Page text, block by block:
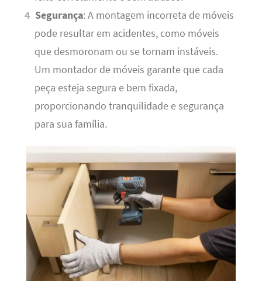
Segurança: A montagem incorreta de móveis
pode resultar em acidentes, como móveis
que desmoronam ou se tornam instáveis.
Um montador de móveis garante que cada
peça esteja segura e bem fixada,
proporcionando tranquilidade e segurança
para sua família.